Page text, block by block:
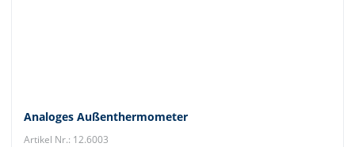
Analoges Außenthermometer
Artikel Nr.: 12.6003